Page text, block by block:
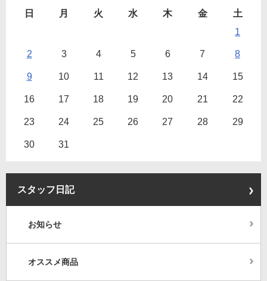
日 月 火 水 木 金
土
1
2 3 4 5 6 7 8
9 10 11 12 13 14 15
16 17 18 19 20 21 22
23 24 25 26 27 28 29
30 31
スタッフ日記
お知らせ
オススメ商品